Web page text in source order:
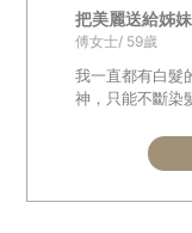
把美麗送給姊
傅女士/ 59歲
我一直都有白髮
神，只能不斷染